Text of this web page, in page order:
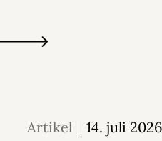
Artikel 14. juli 2026